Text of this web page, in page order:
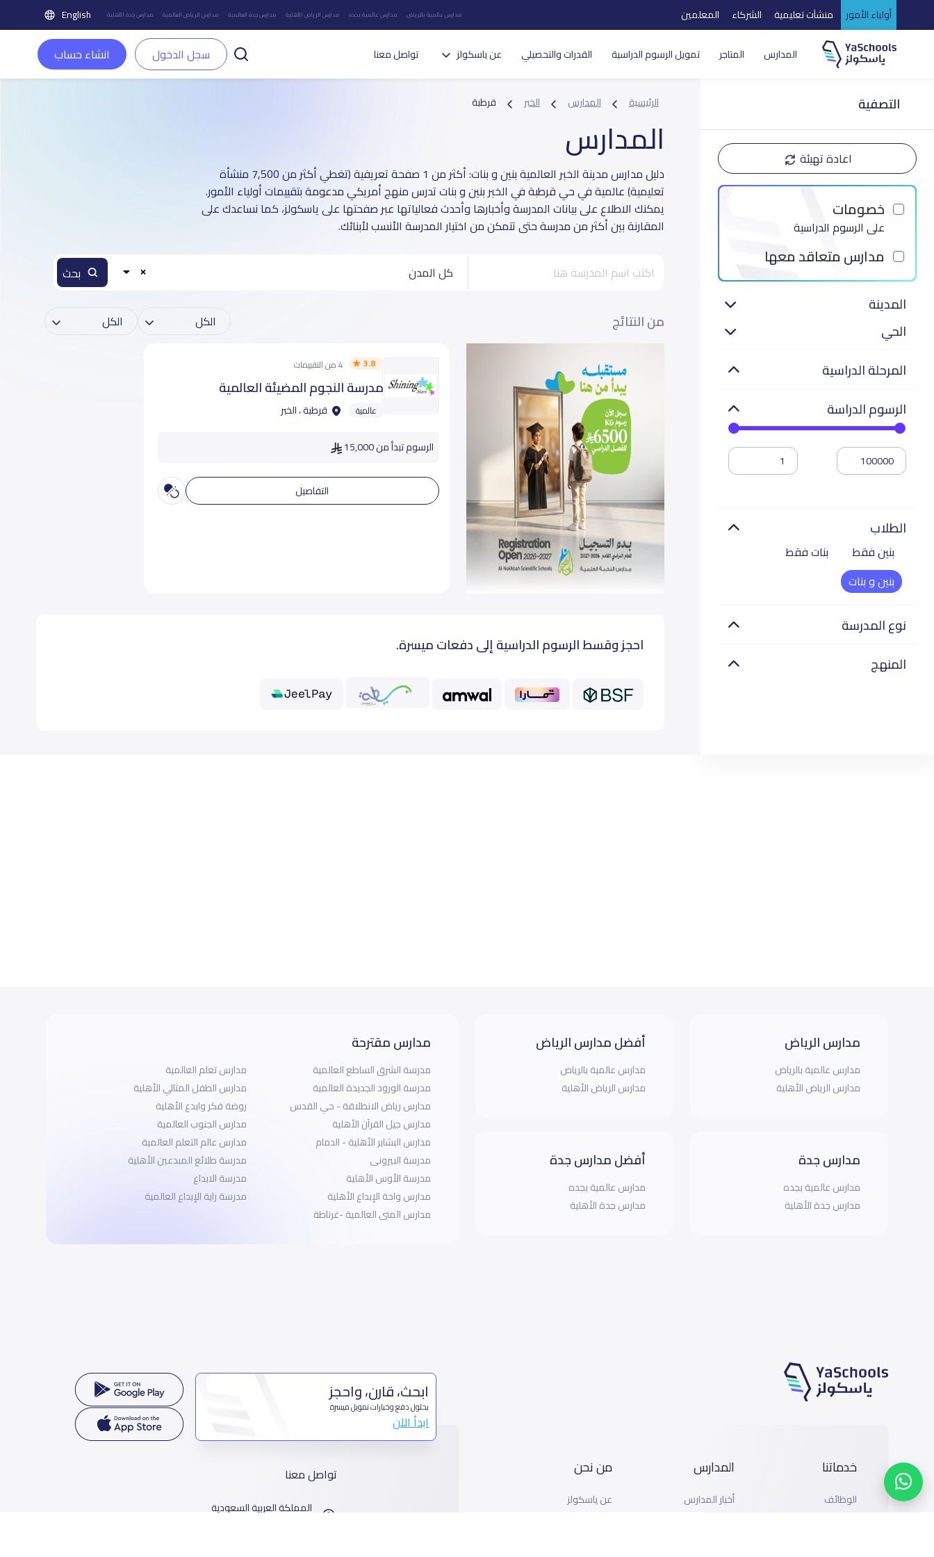
أولياء الأمور منشآت تعليمية الشركاء المعلمين مدارس عالمية بالرياض مدارس عالمية بجده مدارس الرياض الأهلية مدارس جدة العالمية مدارس الرياض العالمية مدارس جدة الأهلية English
المدارس المتاجر تمويل الرسوم الدراسية القدرات والتحصيلي عن ياسكولز تواصل معنا سجل الدخول انشاء حساب
التصفية
اعادة تهيئة
خصومات
على الرسوم الدراسية
مدارس متعاقد معها
المدينة
الحي
المرحلة الدراسية
الرسوم الدراسة
الطلاب
بنين فقط
بنات فقط
بنين و بنات
نوع المدرسة
المنهج
الرئيسية المدارس الخبر قرطبة
المدارس
دليل مدارس مدينة الخبر العالمية بنين و بنات: أكثر من 1 صفحة تعريفية (تغطي أكثر من 7,500 منشأة
تعليمية) عالمية في حي قرطبة في الخبر بنين و بنات تدرس منهج أمريكي مدعومة بتقييمات أولياء الأمور.
يمكنك الاطلاع على بيانات المدرسة وأخبارها وأحدث فعالياتها عبر صفحتها على ياسكولز، كما نساعدك على
المقارنة بين أكثر من مدرسة حتى تتمكن من اختيار المدرسة الأنسب لأبنائك.
كل المدن
من النتائج
3.8 4 من التقييمات
مدرسة النجوم المضيئة العالمية
عالمية قرطبة ، الخبر
الرسوم تبدأ من 15,000
التفاصيل
احجز وقسط الرسوم الدراسية إلى دفعات ميسرة.
مدارس الرياض
مدارس عالمية بالرياض
مدارس الرياض الأهلية
مدارس جدة
مدارس عالمية بجده
مدارس جدة الأهلية
أفضل مدارس الرياض
مدارس عالمية بالرياض
مدارس الرياض الأهلية
أفضل مدارس جدة
مدارس عالمية بجده
مدارس جدة الأهلية
مدارس مقترحة
مدرسة الشرق الساطع العالمية
مدرسة الورود الجديدة العالمية
مدارس رياض الانطلاقة - حي القدس
مدارس جيل القرآن الأهلية
مدارس البشاير الأهلية - الدمام
مدرسة البيرونى
مدرسة الأوس الأهلية
مدارس واحة الإبداع الأهلية
مدارس المنى العالمية -غرناطة
مدارس تعلم العالمية
مدارس الطفل المثالي الأهلية
روضة فكر وابدع الأهلية
مدارس الجنوب العالمية
مدارس عالم التعلم العالمية
مدرسة طلائع المبدعين الأهلية
مدرسة الابداع
مدرسة راية الإبداع العالمية
خدماتنا
الوظائف
المدارس
أخبار المدارس
من نحن
عن ياسكولز
ابحث، قارن، واحجز
بحلول دفع وخيارات تمويل ميسرة
ابدأ الآن
تواصل معنا
المملكة العربية السعودية